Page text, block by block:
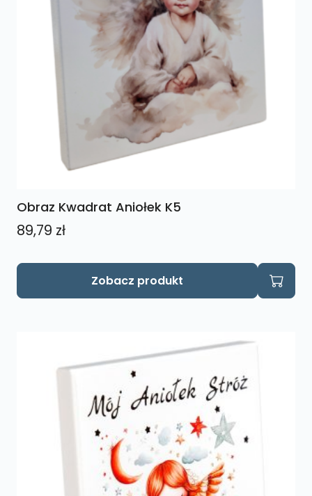
Obraz Kwadrat Aniołek K5
89,79 zł
Zobacz produkt